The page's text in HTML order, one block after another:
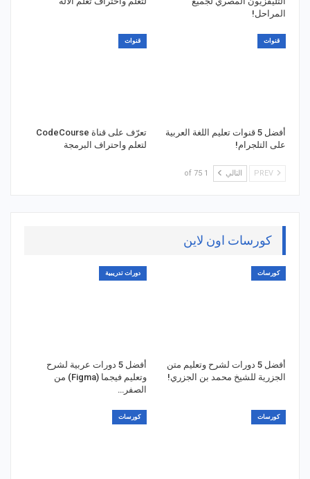
المراحل!
قنوات
أفضل 5 قنوات تعليم اللغة العربية
على التلجرام!
قنوات
تعرّف على قناة CodeCourse
لتعلم واحتراف البرمجة
التالي 1 of 75
كورسات اون لاين
كورسات
أفضل 5 دورات لشرح وتعليم متن
الجزرية للشيخ محمد بن الجزري!
دورات تدريبية
أفضل 5 دورات عربية لشرح
وتعليم فيجما (Figma) من
الصفر…
كورسات كورسات